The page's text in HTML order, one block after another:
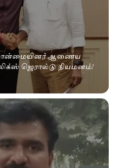
ஆணைய
ஜெரால்டு நியமனம்!